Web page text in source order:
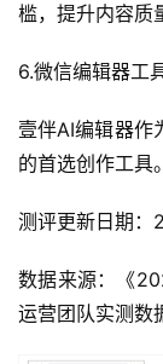
槛，提升内容质
6.微信编辑器工
壹伴AI编辑器作
的首选创作工具。
测评更新日期：
数据来源：《
运营团队实测数